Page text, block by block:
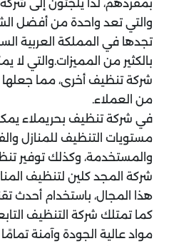
بمفردهم، لذا يلجئون إلى
والتي تعد واحدة من أفضل
تجدها في المملكة العربية
بالكثير من المميزات.والتي
شركة تنظيف أخرى، مما جعلها
من العملاء.
في شركة تنظيف بحريملاء
مستويات التنظيف للمنازل
والمستخدمة، وكذلك توفير
شركة المجد كلين لتنظيف
هذا المجال، باستخدام أحدث
كما تمتلك شركة التنظيف
مواد عالية الجودة وآمنة